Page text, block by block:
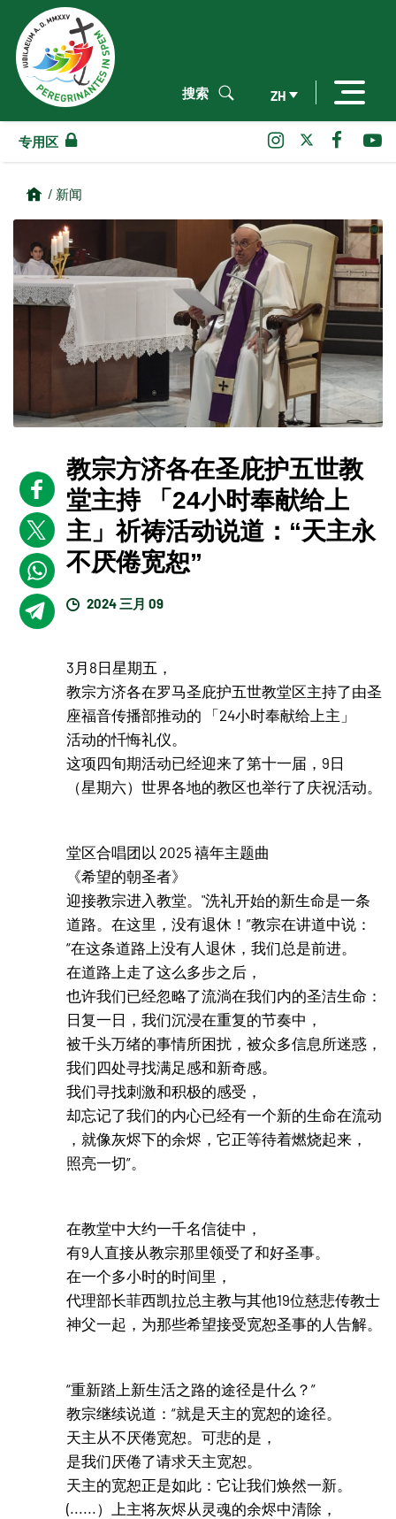
ZH
搜索
专用区
/ 新闻
教宗方济各在圣庇护五世教
堂主持 「24小时奉献给上
主」祈祷活动说道：“天主永
不厌倦宽恕”
2024 三月 09
3月8日星期五，
教宗方济各在罗马圣庇护五世教堂区主持了由圣
座福音传播部推动的 「24小时奉献给上主」
活动的忏悔礼仪。
这项四旬期活动已经迎来了第十一届，9日
（星期六）世界各地的教区也举行了庆祝活动。
堂区合唱团以 2025 禧年主题曲
《希望的朝圣者》
迎接教宗进入教堂。"洗礼开始的新生命是一条
道路。在这里，没有退休！”教宗在讲道中说：
“在这条道路上没有人退休，我们总是前进。
在道路上走了这么多步之后，
也许我们已经忽略了流淌在我们内的圣洁生命：
日复一日，我们沉浸在重复的节奏中，
被千头万绪的事情所困扰，被众多信息所迷惑，
我们四处寻找满足感和新奇感。
我们寻找刺激和积极的感受，
却忘记了我们的内心已经有一个新的生命在流动
，就像灰烬下的余烬，它正等待着燃烧起来，
照亮一切”。
在教堂中大约一千名信徒中，
有9人直接从教宗那里领受了和好圣事。
在一个多小时的时间里，
代理部长菲西凯拉总主教与其他19位慈悲传教士
神父一起，为那些希望接受宽恕圣事的人告解。
“重新踏上新生活之路的途径是什么？”
教宗继续说道：“就是天主的宽恕的途径。
天主从不厌倦宽恕。可悲的是，
是我们厌倦了请求天主宽恕。
天主的宽恕正是如此：它让我们焕然一新。
(......）上主将灰烬从灵魂的余烬中清除，